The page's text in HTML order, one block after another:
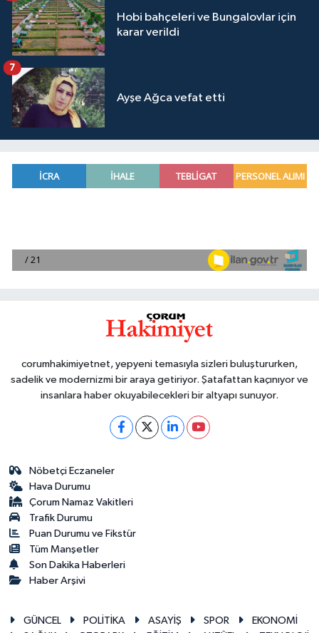
Hobi bahçeleri ve Bungalovlar için
karar verildi
Ayşe Ağca vefat etti
7
corumhakimiyetnet, yepyeni temasıyla sizleri buluştururken,
sadelik ve modernizmi bir araya getiriyor. Şatafattan kaçınıyor ve
insanlara haber okuyabilecekleri bir altyapı sunuyor.
Nöbetçi Eczaneler
Hava Durumu
Çorum Namaz Vakitleri
Trafik Durumu
Puan Durumu ve Fikstür
Tüm Manşetler
Son Dakika Haberleri
Haber Arşivi
GÜNCEL POLİTİKA ASAYİŞ SPOR
EKONOMİ